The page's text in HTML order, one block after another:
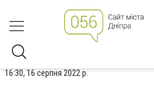
16:30, 16 серпня 2022 р.